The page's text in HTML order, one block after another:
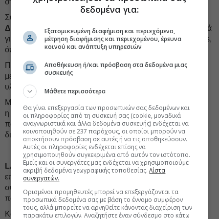
Σύμφωνα με την εταιρεία, η οποία διοικείται από τον
Δημήτρη (Τζιμ) Παπούλη, η αγορά παρακολουθείται στενά
για νέες ευκαιρίες εξαγορών, με έμφαση στα geared bulkers,
όπου διαθέτει ισχυρή τεχνογνωσία.
Πρόκειται για την τέταρτη προσθήκη στον ιδιόκτητο στόλο
μέσα στους τελευταίους 12 μήνες και την τρίτη που
υλοποιείται σε συνεργασία με τη
Με τη νέα εξαγορά, ο στόλος που κατέχει ή συνδιαχειρίζεται
η Pioneer Marine ανέρχεται πλέον σε 13 πλοία, ενώ
παράλληλα επεκτείνει και τη δραστηριότητά της στη
διαχείριση πλοίων τρίτων.
LAMDA DEVELOPMENT:Εκεί που η αγορά περίμενε τις
επόμενες εβδομάδες εξελίξεις από την εισηγμένη για τη
συμφωνία με την
ΙΟΝ
, οι τελευταίες πληροφορίες
παραπέμπουν πλέον σε ορίζοντααρκετών μηνών.
Κατά τη χθεσινή τηλεδιάσκεψη με αναλυτές, η διοίκηση
δεδομένα για:
Εξατομικευμένη διαφήμιση και περιεχόμενο,
μέτρηση διαφήμισης και περιεχομένου, έρευνα
κοινού και ανάπτυξη υπηρεσιών
Αποθήκευση ή/και πρόσβαση στα δεδομένα μιας
συσκευής
Μάθετε περισσότερα
Θα γίνει επεξεργασία των προσωπικών σας δεδομένων και
οι πληροφορίες από τη συσκευή σας (cookie, μοναδικά
αναγνωριστικά και άλλα δεδομένα συσκευής) ενδέχεται να
κοινοποιηθούν σε 237 παρόχους, οι οποίοι μπορούν να
αποκτήσουν πρόσβαση σε αυτές ή να τις αποθηκεύσουν.
Αυτές οι πληροφορίες ενδέχεται επίσης να
χρησιμοποιηθούν συγκεκριμένα από αυτόν τον ιστότοπο.
Εμείς και οι συνεργάτες μας ενδέχεται να χρησιμοποιούμε
ακριβή δεδομένα γεωγραφικής τοποθεσίας.Λίστα
συνεργατών.
Ορισμένοι προμηθευτές μπορεί να επεξεργάζονται τα
προσωπικά δεδομένα σας με βάση το έννομο συμφέρον
τους, αλλά μπορείτε να αρνηθείτε κάνοντας διαχείριση των
παρακάτω επιλογών. Αναζητήστε έναν σύνδεσμο στο κάτω